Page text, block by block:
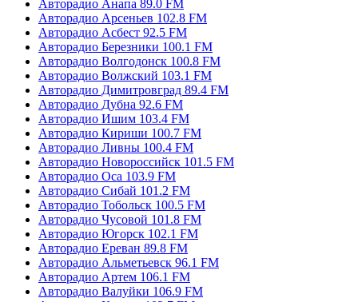
Авторадио Анапа 89.0 FM
Авторадио Арсеньев 102.8 FM
Авторадио Асбест 92.5 FM
Авторадио Березники 100.1 FM
Авторадио Волгодонск 100.8 FM
Авторадио Волжский 103.1 FM
Авторадио Димитровград 89.4 FM
Авторадио Дубна 92.6 FM
Авторадио Ишим 103.4 FM
Авторадио Кириши 100.7 FM
Авторадио Ливны 100.4 FM
Авторадио Новороссийск 101.5 FM
Авторадио Оса 103.9 FM
Авторадио Сибай 101.2 FM
Авторадио Тобольск 100.5 FM
Авторадио Чусовой 101.8 FM
Авторадио Югорск 102.1 FM
Авторадио Ереван 89.8 FM
Авторадио Альметьевск 96.1 FM
Авторадио Артем 106.1 FM
Авторадио Валуйки 106.9 FM